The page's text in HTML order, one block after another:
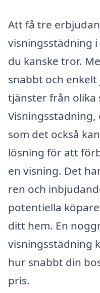
Att få tre
visningsstädning
du kanske tror.
snabbt och
tjänster från
som det också
lösning för att
en visning. Det
ren och
potentiella
ditt hem. En
visningsstädning
hur snabbt din
pris.